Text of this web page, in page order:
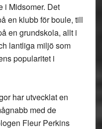
i Midsomer. Det
en klubb för boule, till
en grundskola, allt i
lantliga miljö som
popularitet i
har utvecklat en
med de
Fleur Perkins